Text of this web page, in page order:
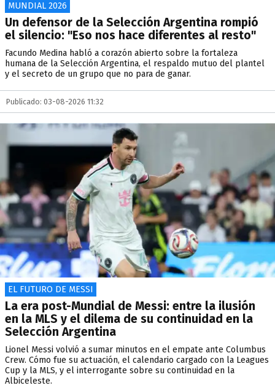
MUNDIAL 2026
Un defensor de la Selección Argentina rompió
el silencio: "Eso nos hace diferentes al resto"
Facundo Medina habló a corazón abierto sobre la fortaleza
humana de la Selección Argentina, el respaldo mutuo del plantel
y el secreto de un grupo que no para de ganar.
Publicado: 03-08-2026 11:32
EL FUTURO DE MESSI
La era post-Mundial de Messi: entre la ilusión
en la MLS y el dilema de su continuidad en la
Selección Argentina
Lionel Messi volvió a sumar minutos en el empate ante Columbus
Crew. Cómo fue su actuación, el calendario cargado con la Leagues
Cup y la MLS, y el interrogante sobre su continuidad en la
Albiceleste.